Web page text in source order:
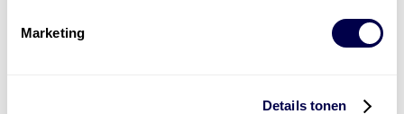
Marketing
Details tonen
Energiebeheer